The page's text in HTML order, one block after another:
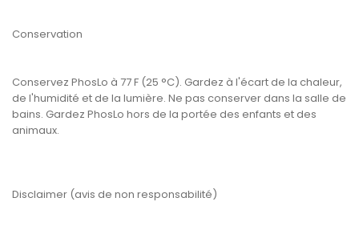
Conservation
Conservez PhosLo à 77 F (25 °C). Gardez à l'écart de la chaleur,
de l'humidité et de la lumière. Ne pas conserver dans la salle de
bains. Gardez PhosLo hors de la portée des enfants et des
animaux.
Disclaimer (avis de non responsabilité)